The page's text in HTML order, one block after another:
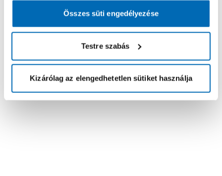
Összes süti engedélyezése
Testre szabás
Kizárólag az elengedhetetlen sütiket használja